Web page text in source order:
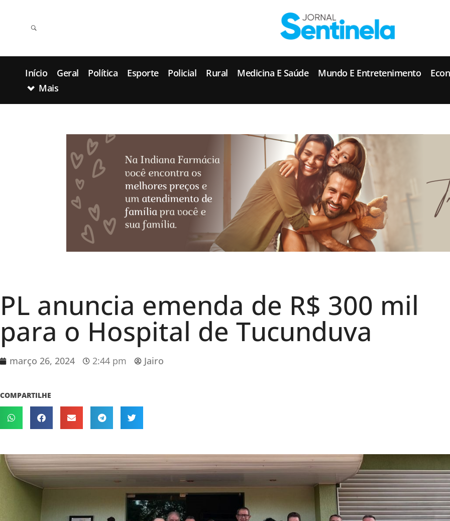
Início Geral Política Esporte Policial Rural Medicina E Saúde Mundo E Entretenimento
Mais
PL anuncia emenda de R$ 300 mil
para o Hospital de Tucunduva
março 26, 2024 2:44 pm Jairo
COMPARTILHE